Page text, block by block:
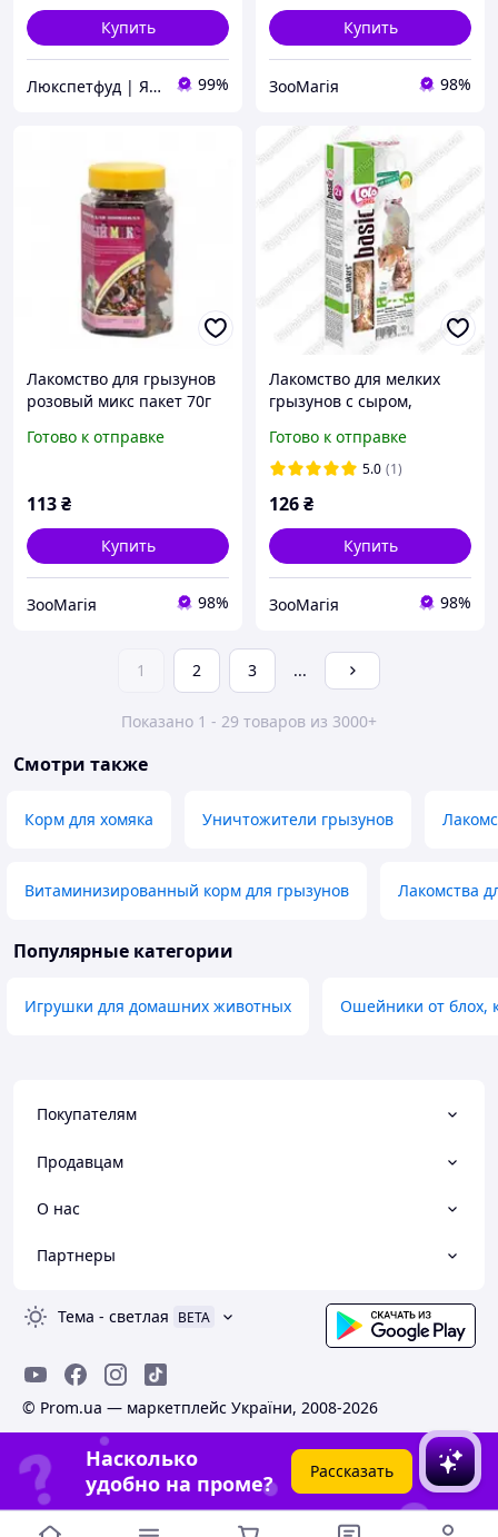
Купить
Люкспетфуд | Якісні зоотовари 99%
Купить
ЗооМагія 98%
Лакомство для грызунов
розовый микс пакет 70г
Готово к отправке
113₴
Купить
ЗооМагія 98%
Лакомство для мелких
грызунов с сыром,
Готово к отправке
5.0 (1)
126₴
Купить
ЗооМагія 98%
1 2 3 ...
Показано 1 - 29 товаров из 3000+
Смотри также
Корм для хомяка Уничтожители грызунов
Витаминизированный корм для грызунов Лакомства
Популярные категории
Игрушки для домашних животных Ошейники от блох,
Покупателям
Продавцам
О нас
Партнеры
Тема - светлая BETA
© Prom.ua — маркетплейс України, 2008-2026
Насколько
удобно на проме?
Рассказать